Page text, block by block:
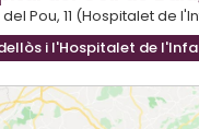
Pou, 11 (Hospitalet de
i l'Hospitalet de